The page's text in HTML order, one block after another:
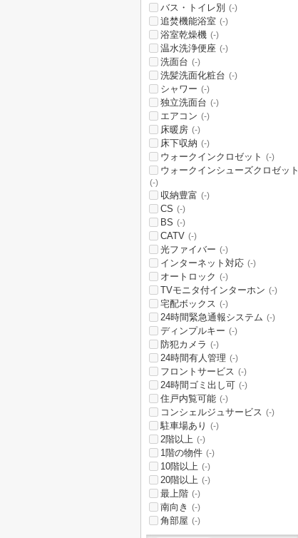
バス・トイレ別 (-)
追焚機能浴室 (-)
浴室乾燥機 (-)
温水洗浄便座 (-)
洗面台 (-)
洗髪洗面化粧台 (-)
シャワー (-)
独立洗面台 (-)
エアコン (-)
床暖房 (-)
床下収納 (-)
ウォークインクロゼット (-)
ウォークインシューズクロゼット
(-)
収納豊富 (-)
CS (-)
BS (-)
CATV (-)
光ファイバー (-)
インターネット対応 (-)
オートロック (-)
TVモニタ付インターホン (-)
宅配ボックス (-)
24時間緊急通報システム (-)
ディンプルキー (-)
防犯カメラ (-)
24時間有人管理 (-)
フロントサービス (-)
24時間ゴミ出し可 (-)
住戸内覧可能 (-)
コンシェルジュサービス (-)
駐車場あり (-)
2階以上 (-)
1階の物件 (-)
10階以上 (-)
20階以上 (-)
最上階 (-)
南向き (-)
角部屋 (-)